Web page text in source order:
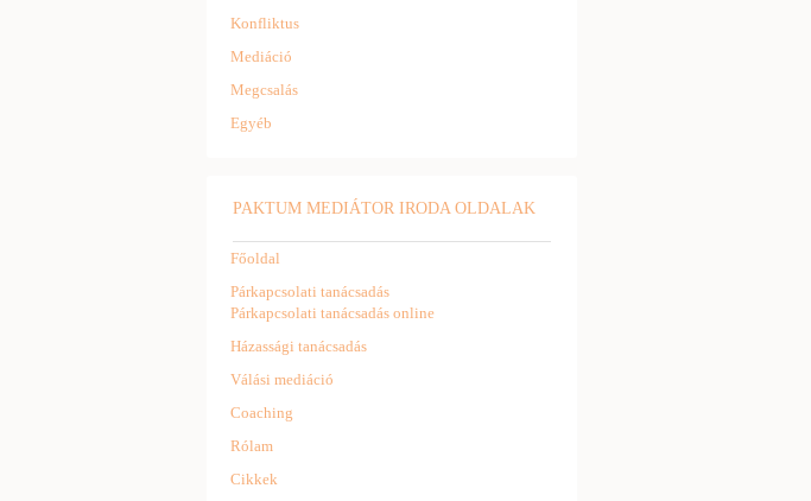
Konfliktus
Mediáció
Megcsalás
Egyéb
PAKTUM MEDIÁTOR IRODA OLDALAK
Főoldal
Párkapcsolati tanácsadás
Párkapcsolati tanácsadás online
Házassági tanácsadás
Válási mediáció
Coaching
Rólam
Cikkek